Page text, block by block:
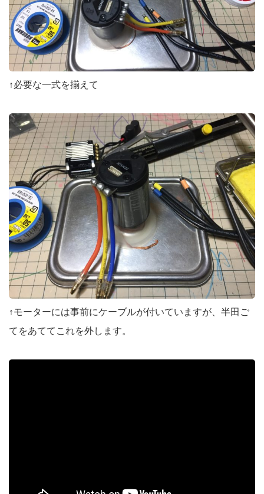
↑必要な一式を揃えて
↑モーターには事前にケーブルが付いていますが、半田ご
てをあててこれを外します。